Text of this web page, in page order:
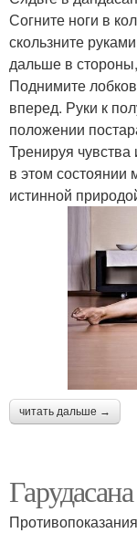
Согните ноги в
скользните
дальше в
Поднимите
вперед. Руки к
положении
Тренируя
в этом состоянии
истинной
читать дальше →